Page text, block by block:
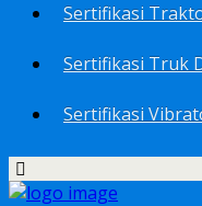
Sertifikasi
Sertifikasi Truk
Sertifikasi